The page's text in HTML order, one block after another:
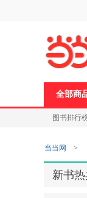
全部商
图书排行
页
当当网 >
新书